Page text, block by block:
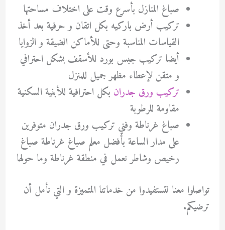
صباغ المنازل بأسرع وقت على اختلاف مساحتها
تركيب أرض باركيه بكل اتقان و حرفية بعد أخذ
القياسات المناسبة وحتى للأماكن الضيقة و الزوايا
أيضا تركيب جبس بورد للأسقف بشكل احترافي
و متقن لإعطاء مظهر جميل للمنزل
تركيب ورق جدران بكل احترافية للأبنية السكنية
مقاومة للرطوبة
صباغ غرناطة وفني تركيب ورق جدران متوفرين
على مدار الساعة بأفضل معلم صباغ غرناطة صباغ
رخيص وشاطر نعمل في منطقة غرناطة وما حولها
تواصلوا معنا لتستفيدوا من خدماتنا المتميزة و التي نأمل أن
ترضيكم.